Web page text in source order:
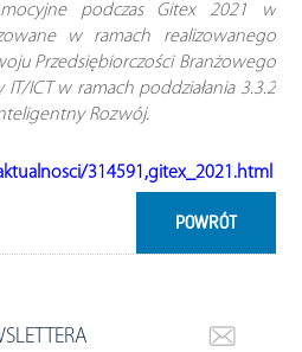
podczas Gitex 2021 w
w ramach realizowanego
Przedsiębiorczości Branżowego
ICT w ramach poddziałania 3.3.2
Rozwój.
314591,gitex_2021.html
POWRÓT